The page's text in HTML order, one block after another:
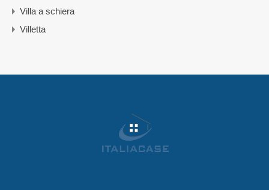
Villa a schiera
Villetta